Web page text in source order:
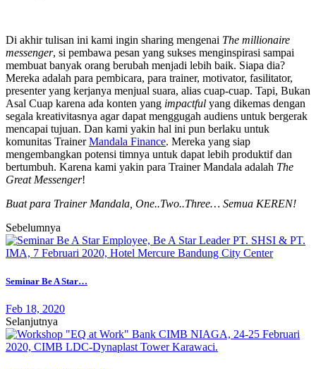
Di akhir tulisan ini kami ingin sharing mengenai The millionaire
messenger, si pembawa pesan yang sukses menginspirasi sampai
membuat banyak orang berubah menjadi lebih baik. Siapa dia?
Mereka adalah para pembicara, para trainer, motivator, fasilitator,
presenter yang kerjanya menjual suara, alias cuap-cuap. Tapi, Bukan
Asal Cuap karena ada konten yang impactful yang dikemas dengan
segala kreativitasnya agar dapat menggugah audiens untuk bergerak
mencapai tujuan. Dan kami yakin hal ini pun berlaku untuk
komunitas TrainerMandala Finance. Mereka yang siap
mengembangkan potensi timnya untuk dapat lebih produktif dan
bertumbuh. Karena kami yakin para Trainer Mandala adalah The
Great Messenger!
Buat para Trainer Mandala, One..Two..Three… Semua KEREN!
Sebelumnya
Seminar Be A Star…
Feb 18, 2020
Selanjutnya